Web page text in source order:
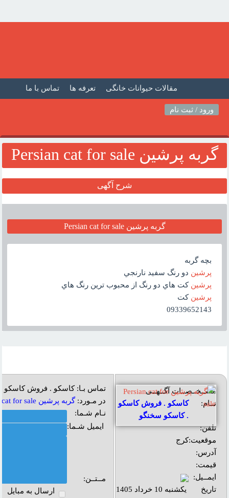
تماس با ما تعرفه ها مقالات حیوانات خانگی
صفحه اصلی
ورود / ثبت نام
گربه پرشين Persian cat for sale
شرح آگهی
گربه پرشين Persian cat for sale
بچه گربه
پرشين دو رنگ سفيد نارنجي
پرشين کت هاي دو رنگ از محبوب ترين رنگ هاي
پرشين کت
09339652143
مشــخــصــات آگــهــی
نــام:
کاسکو . فروش کاسکو
. کاسکو سخنگو
تلفن:
موقعیت:کرج
آدرس:
قیمت:
ایمــیل:
تاریخ
یکشنبه 10 خرداد 1405
تماس بـا: کاسکو . فروش کاسکو
در مـورد:گربه پرشين Persian cat for sale
نـام شـما:
ایمیل شـما:
مــتــن:
ارسال به مبايل